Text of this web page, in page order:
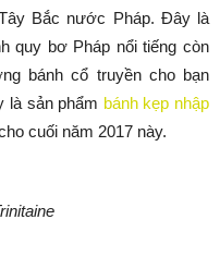
Bắc nước Pháp. Đây là
quy bơ Pháp nổi tiếng còn
bánh cổ truyền cho bạn
là sản phẩm bánh kẹp nhập
cuối năm 2017 này.